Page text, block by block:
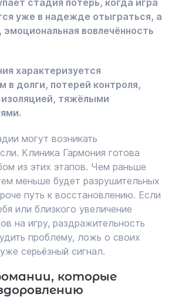
стадия потерь, когда игра
уже в надежде отыграться, а
эмоциональная вовлечённость
характеризуется
в долги, потерей контроля,
изоляцией, тяжёлыми
могут возникать
Клиника Гармония готова
из этих этапов. Чем раньше
меньше будет разрушительных
путь к восстановлению. Если
или близкого увеличение
на игру, раздражительность
проблему, ложь о своих
серьёзный сигнал.
которые